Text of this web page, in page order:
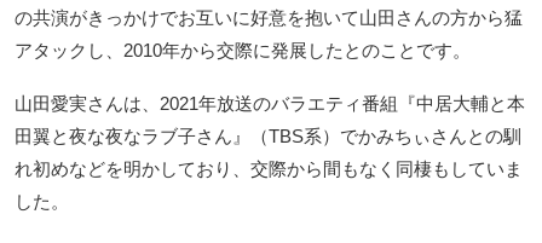
の共演がきっかけでお互いに好意を抱いて山田さんの方から猛
アタックし、2010年から交際に発展したとのことです。
山田愛実さんは、2021年放送のバラエティ番組『中居大輔と本
田翼と夜な夜なラブ子さん』（TBS系）でかみちぃさんとの馴
れ初めなどを明かしており、交際から間もなく同棲もしていま
した。